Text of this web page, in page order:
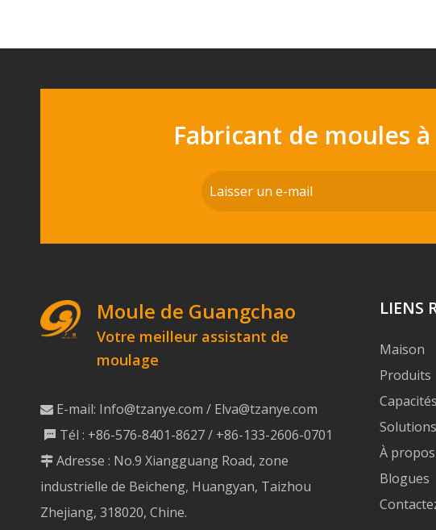
Fabricant de moules
Moule de Guangchao
Votre meilleur assistant de
moulage
 E-mail: Info@tzanye.com / Elva@tzanye.com
 Tél : +86-576-8401-8627 / +86-133-2606-0701
 Adresse : No.9 Xiangguang Road, zone
industrielle de Beicheng, Huangyan, Taizhou
Zhejiang, 318020, Chine.
LIENS
Maison
Produits
Capacités
Solutions
À
Blogues